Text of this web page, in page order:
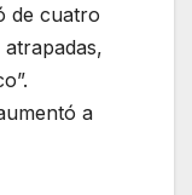
de cuatro
a